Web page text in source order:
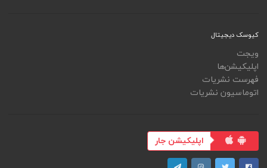
کیوسک دیجیتال
ویجت
اپلیکیشن‌ها
فهرست نشریات
اتوماسیون نشریات
اپلیکیشن جار